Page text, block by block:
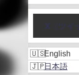
X（ツイ
English
日本語